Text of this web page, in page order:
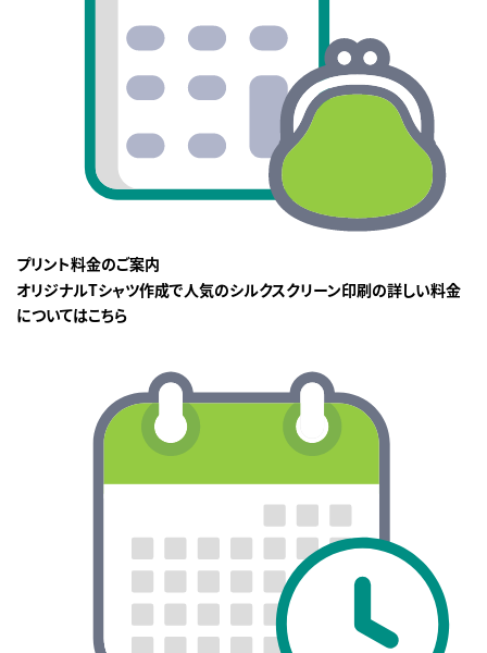
プリント料金のご案内
オリジナルTシャツ作成で人気のシルクスクリーン印刷の詳しい料金
についてはこちら